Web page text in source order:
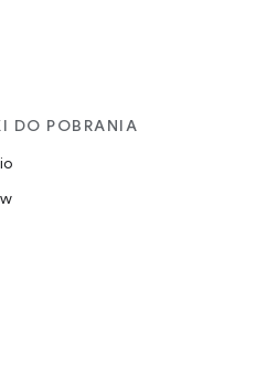
DO POBRANIA